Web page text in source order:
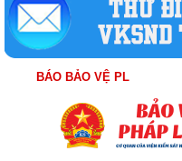
BÁO BẢO VỆ PL